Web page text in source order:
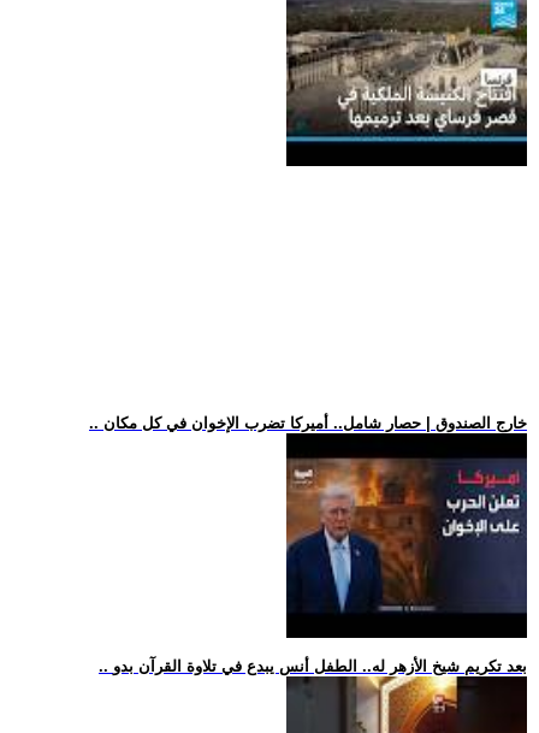
.. خارج الصندوق | حصار شامل.. أميركا تضرب الإخوان في كل مكان
.. بعد تكريم شيخ الأزهر له.. الطفل أنس يبدع في تلاوة القرآن بدو